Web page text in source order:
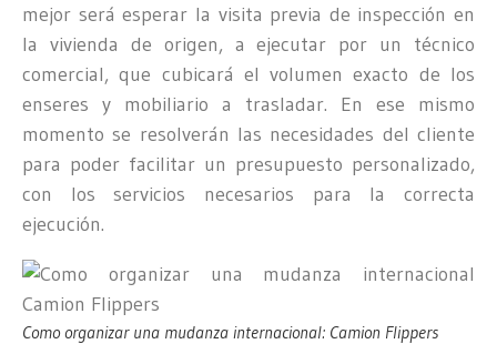
mejor será esperar la visita previa de inspección en
la vivienda de origen, a ejecutar por un técnico
comercial, que cubicará el volumen exacto de los
enseres y mobiliario a trasladar. En ese mismo
momento se resolverán las necesidades del cliente
para poder facilitar un presupuesto personalizado,
con los servicios necesarios para la correcta
ejecución.
Como organizar una mudanza internacional: Camion Flippers